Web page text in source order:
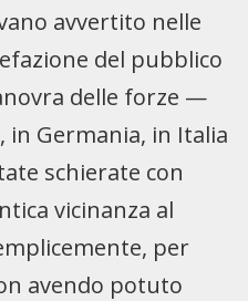
avvertito nelle
del pubblico
delle forze —
in Germania, in Italia
schierate con
vicinanza al
per
avendo potuto